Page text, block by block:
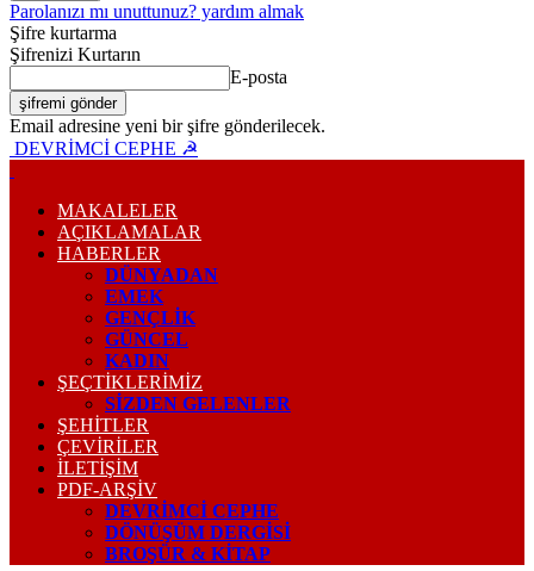
Parolanızı mı unuttunuz? yardım almak
Şifre kurtarma
Şifrenizi Kurtarın
E-posta
Email adresine yeni bir şifre gönderilecek.
DEVRİMCİ CEPHE ☭
MAKALELER
AÇIKLAMALAR
HABERLER
DÜNYADAN
EMEK
GENÇLİK
GÜNCEL
KADIN
ŞEÇTİKLERİMİZ
SİZDEN GELENLER
ŞEHİTLER
ÇEVİRİLER
İLETİŞİM
PDF-ARŞIV
DEVRIMCI CEPHE
DÖNÜŞÜM DERGISI
BROŞÜR & KİTAP